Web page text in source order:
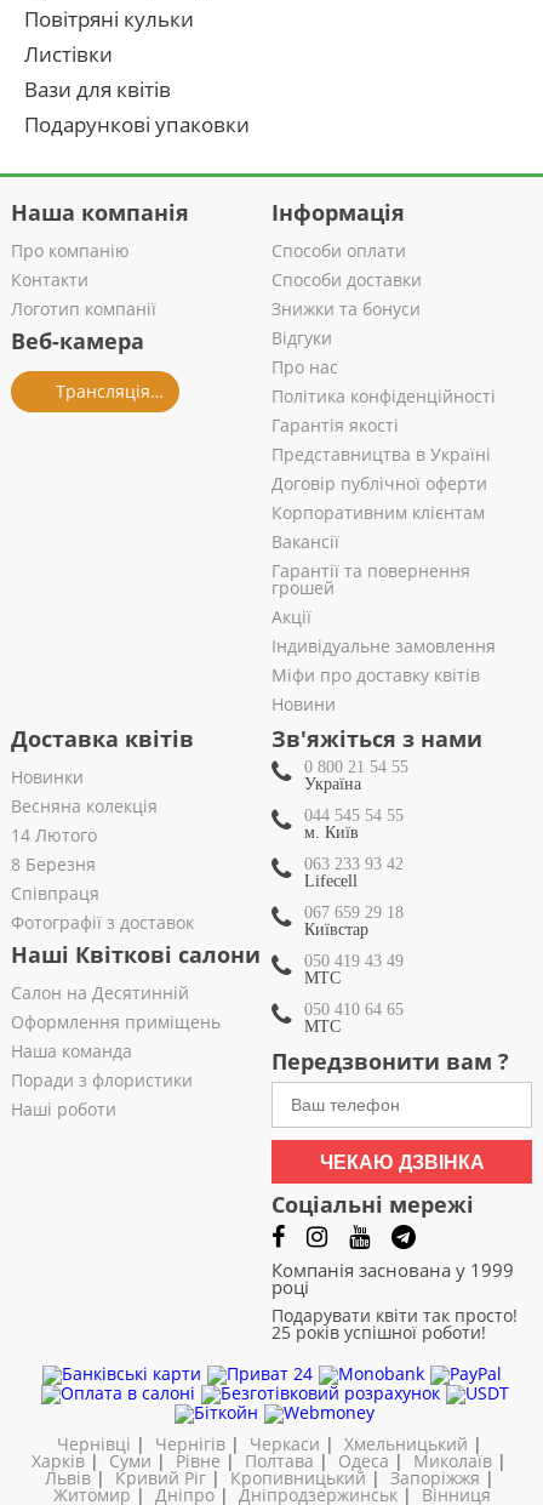
Повітряні кульки
Листівки
Вази для квітів
Подарункові упаковки
Наша компанія
Про компанію
Контакти
Логотип компанії
Веб-камера
Трансляція із салону
Інформація
Способи оплати
Способи доставки
Знижки та бонуси
Відгуки
Про нас
Політика конфіденційності
Гарантія якості
Представництва в Україні
Договір публічної оферти
Корпоративним клієнтам
Вакансії
Гарантії та повернення
грошей
Акції
Індивідуальне замовлення
Міфи про доставку квітів
Новини
Доставка квітів
Новинки
Весняна колекція
14 Лютого
8 Березня
Співпраця
Фотографії з доставок
Наші Квіткові салони
Салон на Десятинній
Оформлення приміщень
Наша команда
Поради з флористики
Наші роботи
Зв'яжіться з нами
0 800 21 54 55
Україна
044 545 54 55
м. Київ
063 233 93 42
Lifecell
067 659 29 18
Київстар
050 419 43 49
МТС
050 410 64 65
МТС
Передзвонити вам ?
ЧЕКАЮ ДЗВІНКА
Соціальні мережі
Компанія заснована у 1999
році
Подарувати квіти так просто!
25 років успішної роботи!
Чернівці | Чернігів| Черкаси | Хмельницький |
Харків | Суми | Рівне | Полтава | Одеса | Миколаїв |
Львів| Кривий Ріг|Кропивницький | Запоріжжя |
Житомир | Дніпро| Дніпродзержинськ| Вінниця